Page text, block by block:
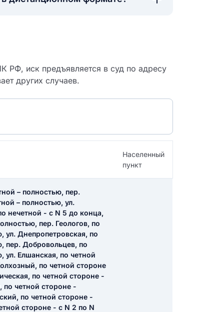
РФ, иск предъявляется в суд по адресу
других случаев.
Населенный
пункт
– полностью, пер.
– полностью, ул.
нечетной - с N 5 до конца,
пер. Геологов, по
ул. Днепропетровская, по
пер. Добровольцев, по
ул. Елшанская, по четной
по четной стороне
по четной стороне -
по четной стороне -
по четной стороне -
стороне - с N 2 по N
отзыва